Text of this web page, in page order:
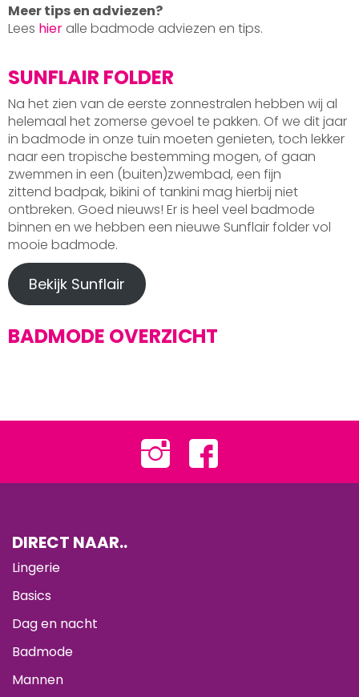
Meer tips en adviezen?
Lees hier alle badmode adviezen en tips.
SUNFLAIR FOLDER
Na het zien van de eerste zonnestralen hebben wij al
helemaal het zomerse gevoel te pakken. Of we dit jaar
in badmode in onze tuin moeten genieten, toch lekker
naar een tropische bestemming mogen, of gaan
zwemmen in een (buiten)zwembad, een fijn
zittend badpak, bikini of tankini mag hierbij niet
ontbreken. Goed nieuws! Er is heel veel badmode
binnen en we hebben een nieuwe Sunflair folder vol
mooie badmode.
Bekijk Sunflair
BADMODE OVERZICHT
DIRECT NAAR..
Lingerie
Basics
Dag en nacht
Badmode
Mannen